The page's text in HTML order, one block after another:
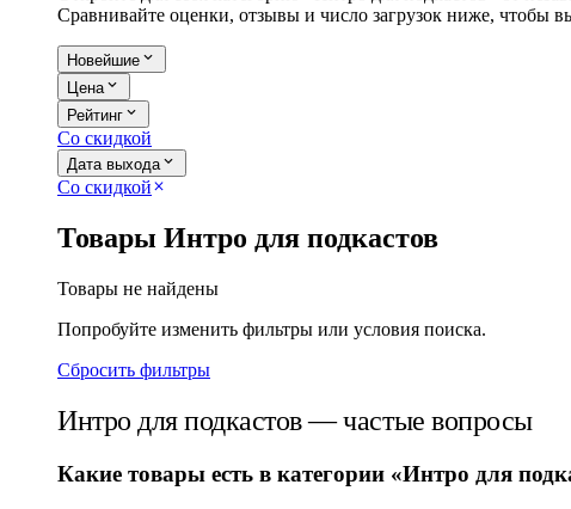
Сравнивайте оценки, отзывы и число загрузок ниже, чтобы
Новейшие expand_more
Цена expand_more
Рейтинг expand_more
Со скидкой
Дата выхода expand_more
Со скидкой close
Товары Интро для подкастов
Товары не найдены
Попробуйте изменить фильтры или условия поиска.
Сбросить фильтры
Интро для подкастов — частые вопросы
Какие товары есть в категории «Интро для